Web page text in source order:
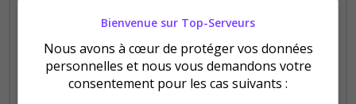
Hardcore (PC)
Jouez sur Chernarus en PvE avec une zone PvP
Nord-Ouest pour apprendre et découvrir le jeu.
Parcourez Namalsk dans sa version Hardcore, sans
Bienvenue sur Top-Serveurs
Nous avons à cœur de protéger vos données
personnelles et nous vous demandons votre
consentement pour les cas suivants :